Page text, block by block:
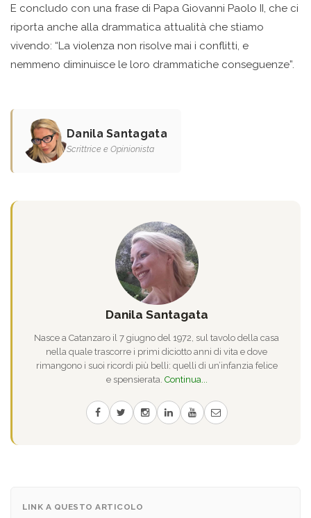
E concludo con una frase di Papa Giovanni Paolo II, che ci
riporta anche alla drammatica attualità che stiamo
vivendo: “La violenza non risolve mai i conflitti, e
nemmeno diminuisce le loro drammatiche conseguenze”.
Danila Santagata
Scrittrice e Opinionista
Danila Santagata
Nasce a Catanzaro il 7 giugno del 1972, sul tavolo della casa
nella quale trascorre i primi diciotto anni di vita e dove
rimangono i suoi ricordi più belli: quelli di un’infanzia felice
e spensierata. Continua...
LINK A QUESTO ARTICOLO